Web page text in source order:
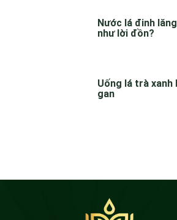
Nước lá đinh
như lời đồn?
Uống lá trà
gan